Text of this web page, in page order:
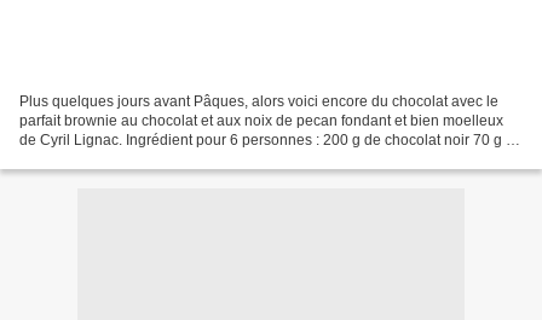
Plus quelques jours avant Pâques, alors voici encore du chocolat avec le
parfait brownie au chocolat et aux noix de pecan fondant et bien moelleux
de Cyril Lignac. Ingrédient pour 6 personnes : 200 g de chocolat noir 70 g de